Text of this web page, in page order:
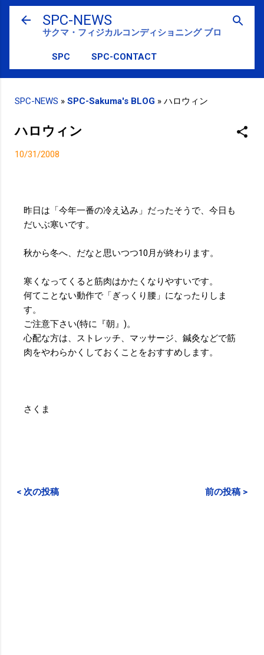
スキップしてメイン コンテンツに移動
SPC-NEWS
サクマ・フィジカルコンディショニング ブログ
SPC SPC-CONTACT
SPC-NEWS » SPC-Sakuma's BLOG » ハロウィン
ハロウィン
10/31/2008
昨日は「今年一番の冷え込み」だったそうで、今日も
だいぶ寒いです。
秋から冬へ、だなと思いつつ10月が終わります。
寒くなってくると筋肉はかたくなりやすいです。
何てことない動作で「ぎっくり腰」になったりしま
す。
ご注意下さい(特に『朝』)。
心配な方は、ストレッチ、マッサージ、鍼灸などで筋
肉をやわらかくしておくことをおすすめします。
さくま
< 次の投稿 前の投稿 >